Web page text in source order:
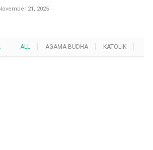
21, 2025
ALL AGAMA BUDHA KATOLIK